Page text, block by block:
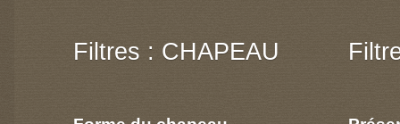
Filtres : CHAPEAU